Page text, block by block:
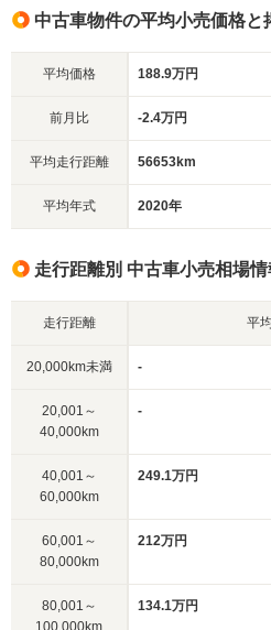
中古車物件の平均小売価格と
平均価格 188.9万円
前月比 -2.4万円
平均走行距離 56653km
平均年式 2020年
走行距離別 中古車小売相場情
走行距離 平
20,000km未満 -
20,001～
40,000km
-
40,001～
60,000km
249.1万円
60,001～
80,000km
212万円
80,001～
100,000km
134.1万円